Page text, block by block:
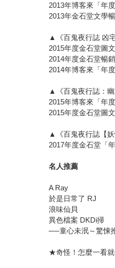
2013年博客來「年
2013年金石堂文學
▲《百鬼夜行誌 凶宅
2015年度金石堂圖
2014年度金石堂暢
2014年博客來「年
▲《百鬼夜行誌：幽
2015年博客來「年
2015年度金石堂圖
▲《百鬼夜行誌【妖
2017年度金石堂「
名人推薦
A Ray
於是日常了 RJ
浪味仙貝
異色檔案 DKDi掃
──童心未泯～驚悚
★奇怪！怎麼一看